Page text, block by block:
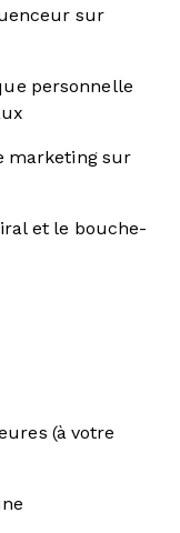
sur
personnelle
marketing sur
et le bouche-
(à votre